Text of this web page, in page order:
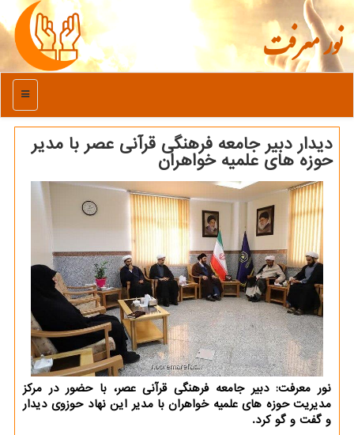
نور معرفت
منو
دیدار دبیر جامعه فرهنگی قرآنی عصر با مدیر
حوزه های علمیه خواهران
نور معرفت: دبیر جامعه فرهنگی قرآنی عصر، با حضور در مرکز
مدیریت حوزه های علمیه خواهران با مدیر این نهاد حوزوی دیدار
و گفت و گو کرد.